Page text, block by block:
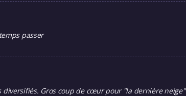
passer
diversifiés. Gros coup de cœur pour "la dernière